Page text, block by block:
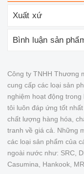
Xuất xứ
Bình luận sản
Công ty TNHH Thương
cung cấp các loại sản
nghiệm hoạt động
tôi luôn đáp ứng tốt
chất lượng hàng hóa,
tranh về giá cả. Những
các loại sản phẩm của
ngoài nước như: SRC,
Casumina, Hankook,